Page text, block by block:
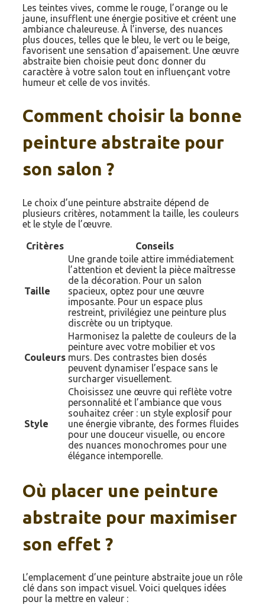
Les teintes vives, comme le rouge, l’orange ou le
jaune, insufflent une énergie positive et créent une
ambiance chaleureuse. À l’inverse, des nuances
plus douces, telles que le bleu, le vert ou le beige,
favorisent une sensation d’apaisement. Une œuvre
abstraite bien choisie peut donc donner du
caractère à votre salon tout en influençant votre
humeur et celle de vos invités.
Comment choisir la bonne
peinture abstraite pour
son salon ?
Le choix d’une peinture abstraite dépend de
plusieurs critères, notamment la taille, les couleurs
et le style de l’œuvre.
Critères Conseils
Taille
Une grande toile attire immédiatement
l’attention et devient la pièce maîtresse
de la décoration. Pour un salon
spacieux, optez pour une œuvre
imposante. Pour un espace plus
restreint, privilégiez une peinture plus
discrète ou un triptyque.
Couleurs
Harmonisez la palette de couleurs de la
peinture avec votre mobilier et vos
murs. Des contrastes bien dosés
peuvent dynamiser l’espace sans le
surcharger visuellement.
Style
Choisissez une œuvre qui reflète votre
personnalité et l’ambiance que vous
souhaitez créer : un style explosif pour
une énergie vibrante, des formes fluides
pour une douceur visuelle, ou encore
des nuances monochromes pour une
élégance intemporelle.
Où placer une peinture
abstraite pour maximiser
son effet ?
L’emplacement d’une peinture abstraite joue un rôle
clé dans son impact visuel. Voici quelques idées
pour la mettre en valeur :